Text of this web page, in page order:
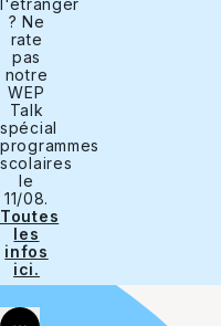
l'étranger
? Ne
rate
pas
notre
WEP
Talk
spécial
programmes
scolaires
le
11/08.
Toutes
les
infos
ici.